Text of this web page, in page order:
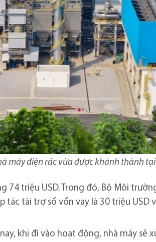
máy điện rác vừa được khánh thành
74 triệu USD. Trong đó, Bộ Môi
tác tài trợ số vốn vay là 30 triệu USD
khi đi vào hoạt động, nhà máy sẽ